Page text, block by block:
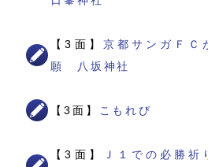
【3面】 京都サンガＦ
願 八坂神社
【3面】 こもれび
【3面】
Ｊ１での必勝